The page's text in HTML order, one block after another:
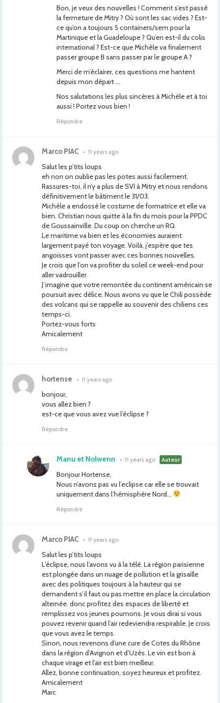
Bon, je veux des nouvelles ! Comment s’est passé
la fermeture de Mitry ? Où sont les sac vides ? Est-
ce qu’on a toujours 5 containers/sem pour la
Martinique et la Guadeloupe ? Qu’en est-il du colis
international ? Est-ce que Michèle va finalement
passer groupe B sans passer par le groupe A ?
Merci de m’éclairer, ces questions me hantent
depuis mon départ …
Nos salutations les plus sincères à Michèle et à toi
aussi ! Portez vous bien !
Répondre
Marco PIAC • 11 years ago
Salut les p’tits loups
eh non on oublie pas les potes aussi facilement.
Rassures-toi, il n’y a plus de SVI à Mitry et nous rendons
définitivement le bâtiment le 31/03.
Michèle a endossé le costume de formatrice et elle va
bien. Christian nous quitte à la fin du mois pour la PPDC
de Goussainville. Du coup on cherche un RQ.
Le maritime va bien et les économies auraient
largement payé ton voyage. Voilà, j’espère que tes
angoisses vont passer avec ces bonnes nouvelles.
Je crois que l’on va profiter du soleil ce week-end pour
aller vadrouiller.
J’imagine que votre remontée du continent américain se
poursuit avec délice. Nous avons vu que le Chili possède
des volcans qui se rappelle au souvenir des chiliens ces
temps-ci.
Portez-vous forts
Amicalement
Répondre
hortense • 11 years ago
bonjour,
vous allez bien ?
est-ce que vous avez vue l’éclipse ?
Répondre
Manu et Nolwenn • 11 years ago Auteur
Bonjour Hortense,
Nous n’avons pas vu l’eclipse car elle se trouvait
uniquement dans l’hémisphère Nord…
Répondre
Marco PIAC • 11 years ago
Salut les p’tits loups
L’éclipse, nous l’avons vu à la télé. La région parisienne
est plongée dans un nuage de pollution et la grisaille
avec des politiques toujours à la hauteur qui se
demandent s’il faut ou pas mettre en place la circulation
alternée. donc profitez des espaces de liberté et
remplissez vos jeunes poumons. Je vous dirai si vous
pouvez revenir quand l’air redeviendra respirable. Je crois
que vous avez le temps.
Sinon, nous revenons d’une cure de Cotes du Rhône
dans la région d’Avignon et d’Uzès. Le vin est bon à
chaque virage et l’air est bien meilleur.
Allez, bonne continuation, soyez heureux et profitez.
Amicalement
Marc